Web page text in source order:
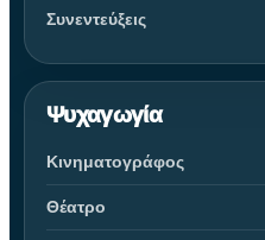
Συνεντεύξεις
Ψυχαγωγία
Κινηματογράφος
Θέατρο